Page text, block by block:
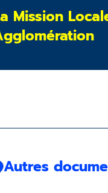
Mission
Autres